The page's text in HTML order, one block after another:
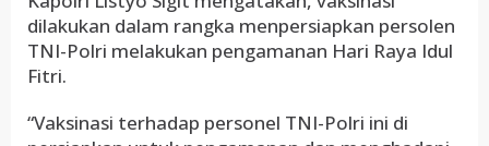
dilakukan dalam rangka menpersiapkan persolen
TNI-Polri melakukan pengamanan Hari Raya Idul
Fitri.
“Vaksinasi terhadap personel TNI-Polri ini di